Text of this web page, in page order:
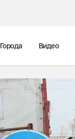
Города Видео